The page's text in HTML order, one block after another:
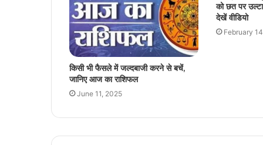
किसी भी फैसले में जल्दबाजी करने से बचें,
जानिए आज का राशिफल
June 11, 2025
को छत पर
देखें वीडियो
February